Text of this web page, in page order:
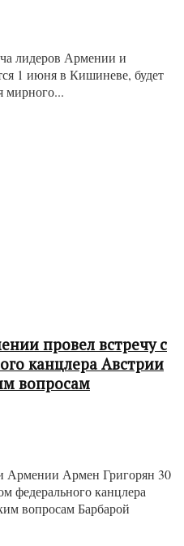
лидеров Армении и
1 июня в Кишиневе, будет
мирного...
провел встречу с
канцлера Австрии
вопросам
Армении Армен Григорян 30
федерального канцлера
вопросам Барбарой